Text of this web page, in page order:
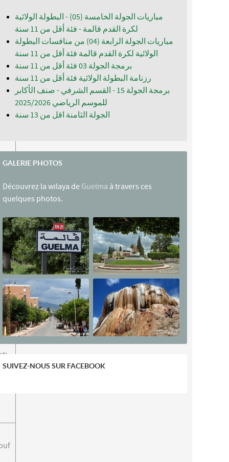
مباريات الجولة الخامسة (05) - البطولة الولائية
لكرة القدم قالمة - فئة أقل من 11 سنة
مباريات الجولة الرابعة (04) من منافسات البطولة
الولائية لكرة القدم قالمة فئة أقل من 11 سنة
برمجة الجولة 03 فئة أقل من 11 سنة
رزنامة البطولة الولائية فئة أقل من 11 سنة
برمجة الجولة 15 - القسم الشرفي - صنف الأكابر
للموسم الرياضي 2025/2026
الجولة الثامنة اقل من 13 سنة
GALERIE PHOTOS
Découvrez la wilaya de Guelma à travers ces
quelques photos.
SUIVEZ-NOUS SUR FACEBOOK